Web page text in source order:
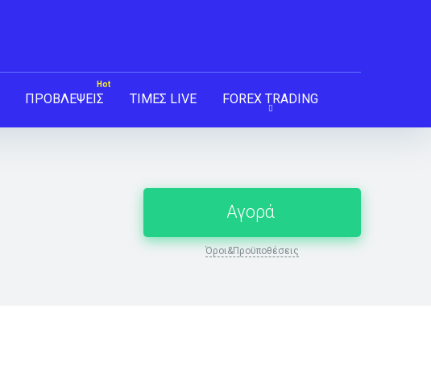
ΠΡΟΒΛΕΨΕΙΣ ΤΙΜΕΣ LIVE FOREX TRADING
Αγορά
Όροι&Προϋποθέσεις